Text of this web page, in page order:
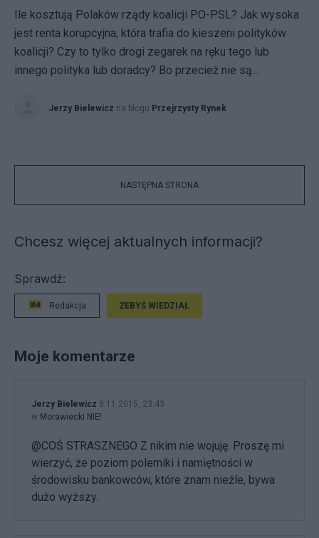
Ile kosztują Polaków rządy koalicji PO-PSL? Jak wysoka
jest renta korupcyjna, która trafia do kieszeni polityków
koalicji? Czy to tylko drogi zegarek na ręku tego lub
innego polityka lub doradcy? Bo przecież nie są...
Jerzy Bielewicz na blogu Przejrzysty Rynek
NASTĘPNA STRONA
Chcesz więcej aktualnych informacji?
Sprawdź:
Redakcja ŻEBYŚ WIEDZIAŁ
Moje komentarze
Jerzy Bielewicz 8.11.2015, 23:43
w Morawiecki NIE!
@COŚ STRASZNEGO Z nikim nie wojuję. Proszę mi
wierzyć, że poziom polemiki i namiętności w
środowisku bankowców, które znam nieźle, bywa
dużo wyższy.